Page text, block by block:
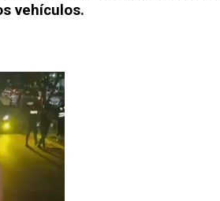
vehículos.